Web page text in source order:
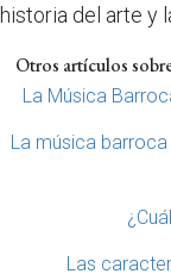
historia del arte y
Otros artículos
La Música
La música
Las